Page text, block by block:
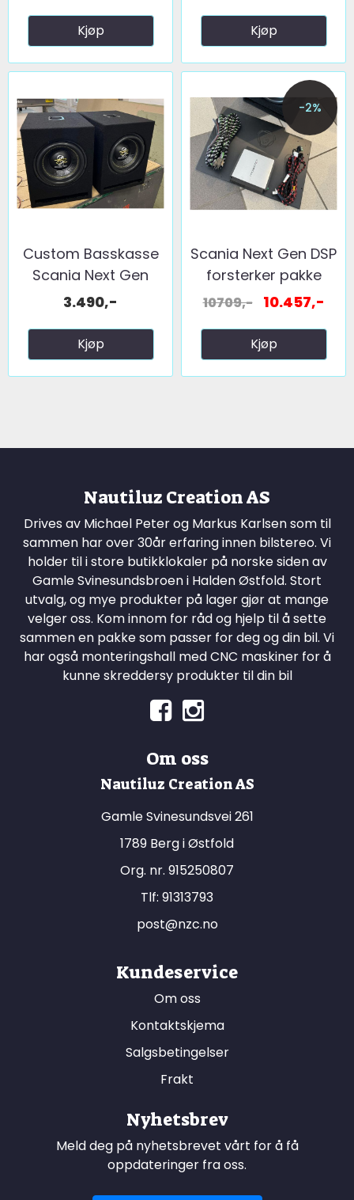
Kjøp Kjøp
Custom Basskasse
Scania Next Gen
1x10"
3.490,-
Kjøp
-2%
Scania Next Gen DSP
forsterker pakke
10709,- 10.457,-
Kjøp
Nautiluz Creation AS
Drives av Michael Peter og Markus Karlsen som til
sammen har over 30år erfaring innen bilstereo. Vi
holder til i store butikklokaler på norske siden av
Gamle Svinesundsbroen i Halden Østfold. Stort
utvalg, og mye produkter på lager gjør at mange
velger oss. Kom innom for råd og hjelp til å sette
sammen en pakke som passer for deg og din bil. Vi
har også monteringshall med CNC maskiner for å
kunne skreddersy produkter til din bil
Om oss
Nautiluz Creation AS
Gamle Svinesundsvei 261
1789 Berg i Østfold
Org. nr. 915250807
Tlf: 91313793
post@nzc.no
Kundeservice
Om oss
Kontaktskjema
Salgsbetingelser
Frakt
Nyhetsbrev
Meld deg på nyhetsbrevet vårt for å få
oppdateringer fra oss.